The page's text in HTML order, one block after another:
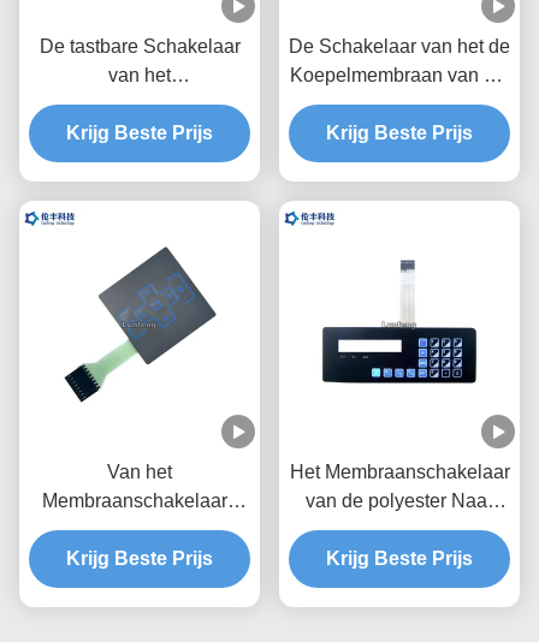
De tastbare Schakelaar
van het
HUISDIERENmembraan,
Tastbare de
Schakelaaroem van de
Krijg Beste Prijs
De Schakelaar van het de
Koepelmembraan van het
Autotypef150 Metaal,
Toetsenbord van de
HUISDIEREN het
Krijg Beste Prijs
Van het
Membraanschakelaars
van de hoge Prestaties
het Waterdichte Douane
Materiaal van de het
Krijg Beste Prijs
Het Membraanschakelaar
van de polyester Naar
maat gemaakte Knoop
met 2.54mm Schakelaar
Krijg Beste Prijs